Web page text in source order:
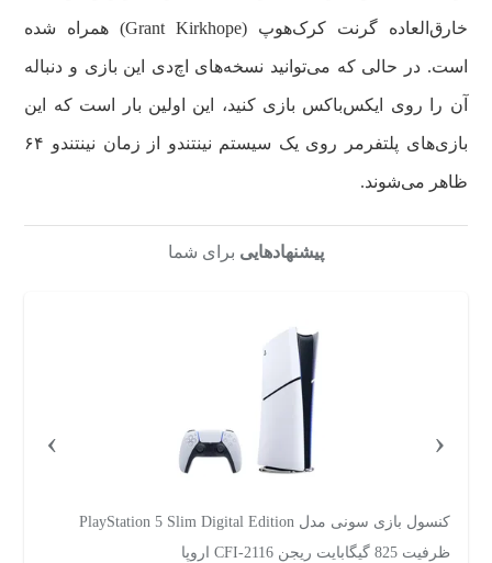
خارق‌العاده گرنت کرک‌هوپ (Grant Kirkhope) همراه شده
است. در حالی که می‌توانید نسخه‌های اچ‌دی این بازی و دنباله
آن را روی ایکس‌باکس بازی کنید، این اولین بار است که این
بازی‌های پلتفرمر روی یک سیستم نینتندو از زمان نینتندو ۶۴
ظاهر می‌شوند.
پیشنهادهایی برای شما
کنسول بازی مایکروسافت مدل Xbox Series S ظرفیت 512
گیگابایت
‹
›